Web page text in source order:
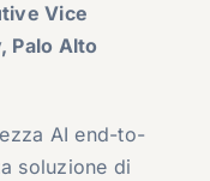
Vice
Palo Alto
AI end-to-
soluzione di